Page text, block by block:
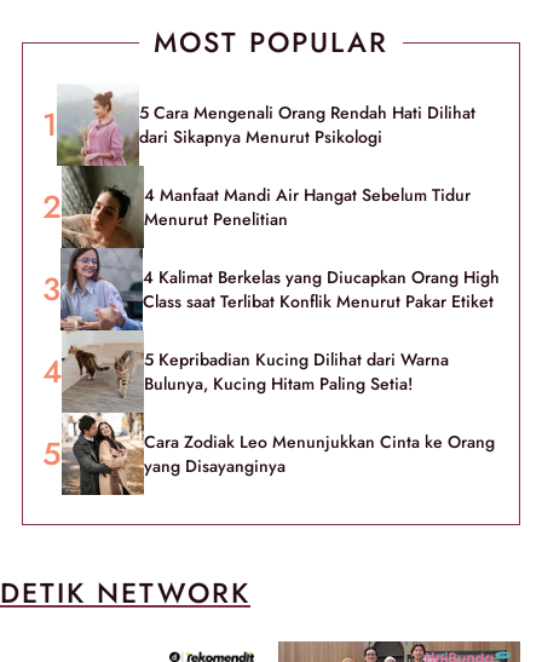
MOST POPULAR
5 Cara Mengenali Orang Rendah Hati Dilihat
dari Sikapnya Menurut Psikologi
4 Manfaat Mandi Air Hangat Sebelum Tidur
Menurut Penelitian
4 Kalimat Berkelas yang Diucapkan Orang High
Class saat Terlibat Konflik Menurut Pakar Etiket
5 Kepribadian Kucing Dilihat dari Warna
Bulunya, Kucing Hitam Paling Setia!
Cara Zodiak Leo Menunjukkan Cinta ke Orang
yang Disayanginya
DETIK NETWORK